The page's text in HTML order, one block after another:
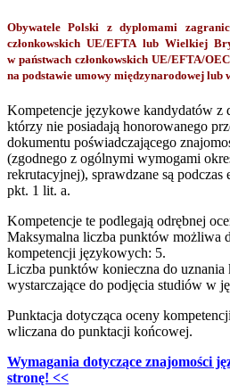
Obywatele Polski z dyplomami
członkowskich UE/EFTA lub Wielkiej
w państwach członkowskich UE/EFTA/
na podstawie umowy międzynarodowej lub
Kompetencje językowe kandydatów z
którzy nie posiadają honorowanego
dokumentu poświadczającego
(zgodnego z ogólnymi wymogami
rekrutacyjnej), sprawdzane są
pkt. 1 lit. a.
Kompetencje te podlegają odrębnej
Maksymalna liczba punktów możliwa
kompetencji językowych: 5.
Liczba punktów konieczna do
wystarczające do podjęcia studiów w
Punktacja dotycząca oceny
wliczana do punktacji końcowej.
Wymagania dotyczące znajomości
stronę! <<